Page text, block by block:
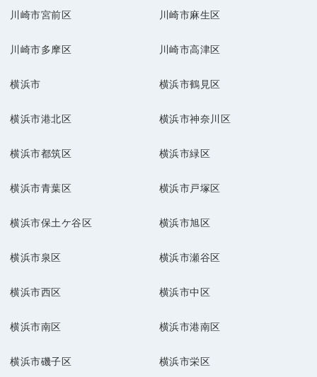
川崎市宮前区 川崎市麻生区
川崎市多摩区 川崎市高津区
横浜市 横浜市鶴見区
横浜市港北区 横浜市神奈川区
横浜市都筑区 横浜市緑区
横浜市青葉区 横浜市戸塚区
横浜市保土ケ谷区 横浜市旭区
横浜市泉区 横浜市瀬谷区
横浜市西区 横浜市中区
横浜市南区 横浜市港南区
横浜市磯子区 横浜市栄区